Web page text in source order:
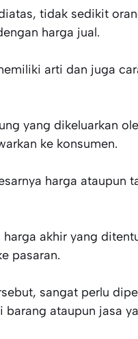
tidak sedikit
harga jual.
arti dan juga
yang dikeluarkan
ke konsumen.
harga ataupun
akhir yang
pasaran.
sangat perlu
ataupun jasa